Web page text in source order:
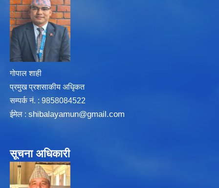
गोपाल शाही
प्रमुख प्रशसाकीय अधिृकत
सम्पर्क न‌ं. : 9858084522
ईमेल : shibalayamun@gmail.com
सूचना अधिकारी